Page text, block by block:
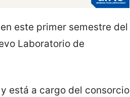
este primer semestre del
Laboratorio de
está a cargo del consorcio